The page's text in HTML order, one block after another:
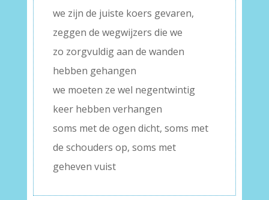
we zijn de juiste koers gevaren,
zeggen de wegwijzers die we
zo zorgvuldig aan de wanden
hebben gehangen
we moeten ze wel negentwintig
keer hebben verhangen
soms met de ogen dicht, soms met
de schouders op, soms met
geheven vuist